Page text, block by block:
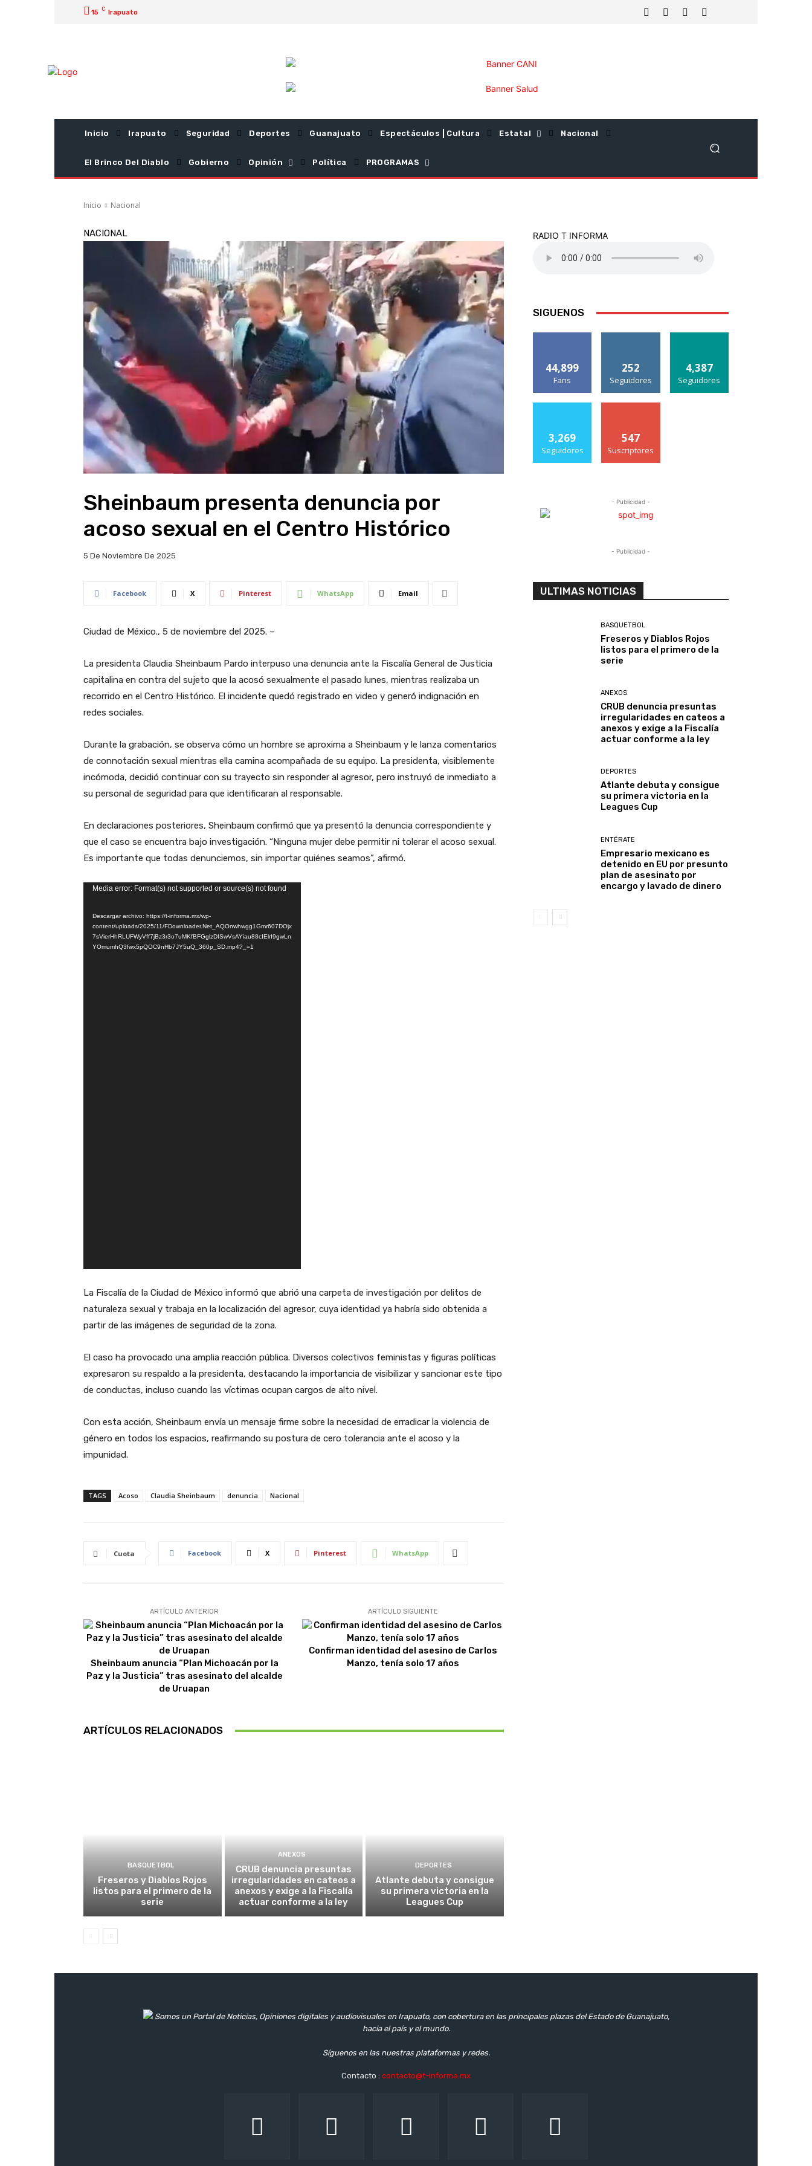
15 C Irapuato
Inicio Irapuato Seguridad Deportes Guanajuato Espectáculos | Cultura Estatal Nacional
El Brinco Del Diablo Gobierno Opinión Política PROGRAMAS
Inicio Nacional
NACIONAL
Sheinbaum presenta denuncia por
acoso sexual en el Centro Histórico
5 De Noviembre De 2025
Facebook X Pinterest WhatsApp Email
Ciudad de México., 5 de noviembre del 2025. –
La presidenta Claudia Sheinbaum Pardo interpuso una denuncia ante la Fiscalía General de Justicia
capitalina en contra del sujeto que la acosó sexualmente el pasado lunes, mientras realizaba un
recorrido en el Centro Histórico. El incidente quedó registrado en video y generó indignación en
redes sociales.
Durante la grabación, se observa cómo un hombre se aproxima a Sheinbaum y le lanza comentarios
de connotación sexual mientras ella camina acompañada de su equipo. La presidenta, visiblemente
incómoda, decidió continuar con su trayecto sin responder al agresor, pero instruyó de inmediato a
su personal de seguridad para que identificaran al responsable.
En declaraciones posteriores, Sheinbaum confirmó que ya presentó la denuncia correspondiente y
que el caso se encuentra bajo investigación. “Ninguna mujer debe permitir ni tolerar el acoso sexual.
Es importante que todas denunciemos, sin importar quiénes seamos”, afirmó.
Media error: Format(s) not supported or source(s) not found
Descargar archivo: https://t-informa.mx/wp-
content/uploads/2025/11/FDownloader.Net_AQOnwhwgg1Gmr607DOjx
7sVierHhRLUFWyVff7jBz3r3o7uMKfBFGglzDISwVsAYiau88cIElrI9gwLn
YOmumhQ3fwx5pQOC9nHb7JY5uQ_360p_SD.mp4?_=1
La Fiscalía de la Ciudad de México informó que abrió una carpeta de investigación por delitos de
naturaleza sexual y trabaja en la localización del agresor, cuya identidad ya habría sido obtenida a
partir de las imágenes de seguridad de la zona.
El caso ha provocado una amplia reacción pública. Diversos colectivos feministas y figuras políticas
expresaron su respaldo a la presidenta, destacando la importancia de visibilizar y sancionar este tipo
de conductas, incluso cuando las víctimas ocupan cargos de alto nivel.
Con esta acción, Sheinbaum envía un mensaje firme sobre la necesidad de erradicar la violencia de
género en todos los espacios, reafirmando su postura de cero tolerancia ante el acoso y la
impunidad.
TAGS Acoso Claudia Sheinbaum denuncia Nacional
Cuota Facebook X Pinterest WhatsApp
ARTÍCULO ANTERIOR
Sheinbaum anuncia “Plan Michoacán por la
Paz y la Justicia” tras asesinato del alcalde
de Uruapan
ARTÍCULO SIGUIENTE
Confirman identidad del asesino de Carlos
Manzo, tenía solo 17 años
ARTÍCULOS RELACIONADOS
BASQUETBOL
Freseros y Diablos Rojos
listos para el primero de la
serie
ANEXOS
CRUB denuncia presuntas
irregularidades en cateos a
anexos y exige a la Fiscalía
actuar conforme a la ley
DEPORTES
Atlante debuta y consigue
su primera victoria en la
Leagues Cup
RADIO T INFORMA
SIGUENOS
44,899
Fans
252
Seguidores
4,387
Seguidores
3,269
Seguidores
547
Suscriptores
- Publicidad -
- Publicidad -
ULTIMAS NOTICIAS
BASQUETBOL
Freseros y Diablos Rojos
listos para el primero de la
serie
ANEXOS
CRUB denuncia presuntas
irregularidades en cateos a
anexos y exige a la Fiscalía
actuar conforme a la ley
DEPORTES
Atlante debuta y consigue
su primera victoria en la
Leagues Cup
ENTÉRATE
Empresario mexicano es
detenido en EU por presunto
plan de asesinato por
encargo y lavado de dinero
Somos un Portal de Noticias, Opiniones digitales y audiovisuales en Irapuato, con cobertura en las principales plazas del Estado de Guanajuato,
hacia el país y el mundo.
Síguenos en las nuestras plataformas y redes.
Contacto : contacto@t-informa.mx